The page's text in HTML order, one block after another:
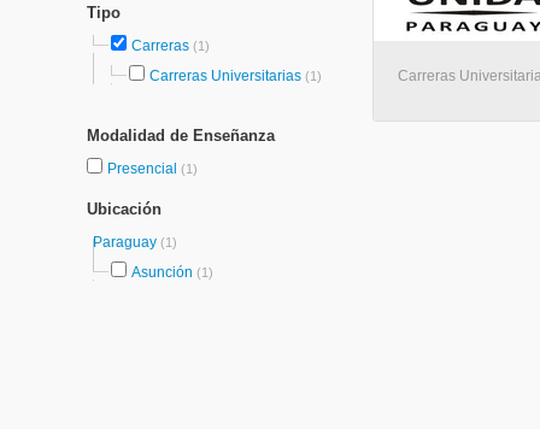
Tipo
Carreras (1)
Carreras Universitarias (1)
Modalidad de Enseñanza
Presencial (1)
Ubicación
Paraguay (1)
Asunción (1)
Carreras